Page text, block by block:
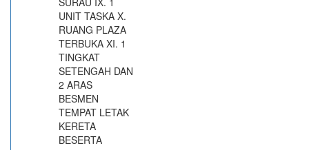
UNIT TASKA X.
RUANG PLAZA
TERBUKA XI. 1
TINGKAT
SETENGAH DAN
2 ARAS
BESMEN
TEMPAT LETAK
KERETA
BESERTA